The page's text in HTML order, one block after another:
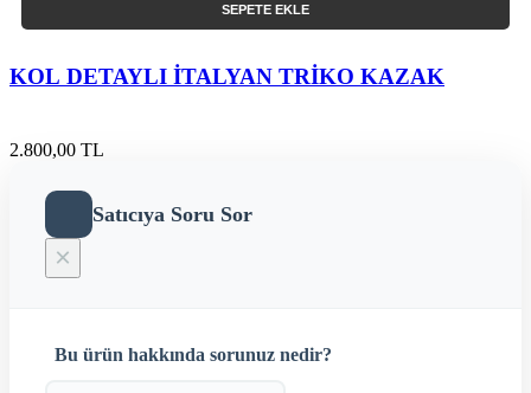
SEPETE EKLE
KOL DETAYLI İTALYAN TRİKO KAZAK
2.800,00 TL
Satıcıya Soru Sor
×
Bu ürün hakkında sorunuz nedir?